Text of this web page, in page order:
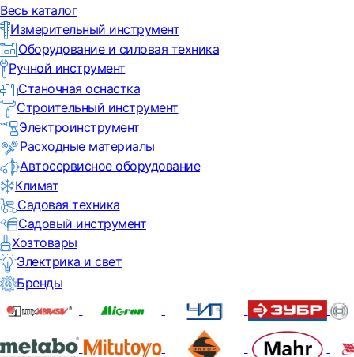
Весь каталог
Измерительный инструмент
Оборудование и силовая техника
Ручной инструмент
Станочная оснастка
Строительный инструмент
Электроинструмент
Расходные материалы
Автосервисное оборудование
Климат
Садовая техника
Садовый инструмент
Хозтовары
Электрика и свет
Бренды